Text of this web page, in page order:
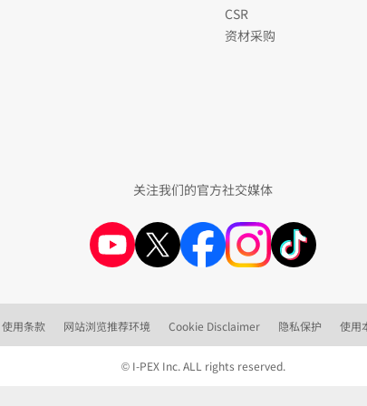
CSR
资材采购
关注我们的官方社交媒体
使用条款 网站浏览推荐环境 Cookie Disclaimer 隐私保护 使用
© I-PEX Inc. ALL rights reserved.